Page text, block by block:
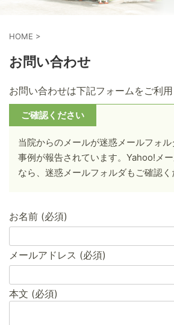
HOME >
お問い合わせ
お問い合わせは下記フォームをご利用
ご確認ください
当院からのメールが迷惑メールフォル
事例が報告されています。Yahoo!メ
なら、迷惑メールフォルダもご確認く
お名前 (必須)
メールアドレス (必須)
本文 (必須)